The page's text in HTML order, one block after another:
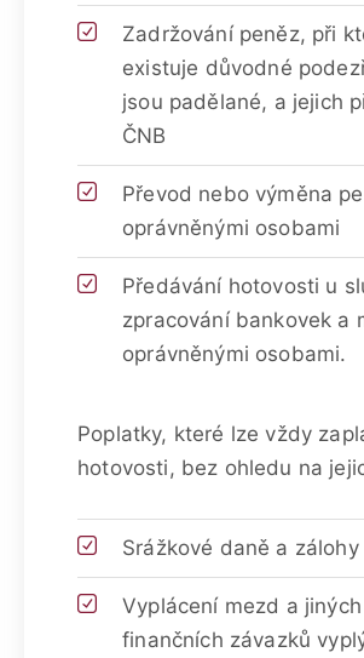
Zadržování peněz, při
existuje důvodné
jsou padělané, a jejich
ČNB
Převod nebo výměna
oprávněnými osobami
Předávání hotovosti u
zpracování bankovek a
oprávněnými osobami.
Poplatky, které lze vždy
hotovosti, bez ohledu na
Srážkové daně a
Vyplácení mezd a jiných
finančních závazků